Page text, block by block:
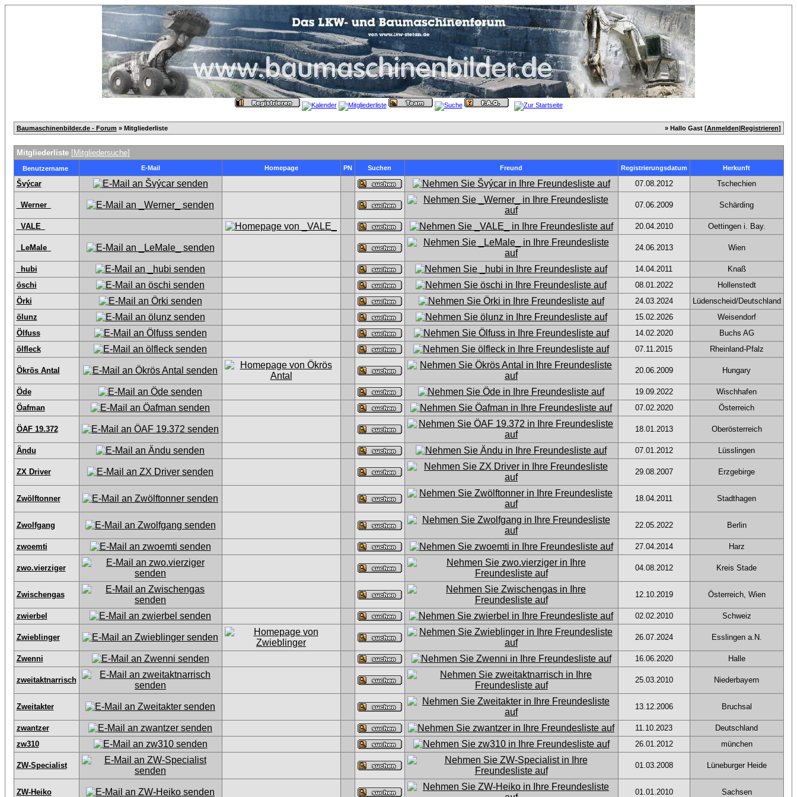
Baumaschinenbilder.de - Forum » Mitgliederliste » Hallo Gast [Anmelden|Registrieren]
Mitgliederliste[Mitgliedersuche]
Benutzername E-Mail Homepage PN Suchen Freund Registrierungsdatum Herkunft
Švýcar 07.08.2012 Tschechien
_Werner_ 07.06.2009 Schärding
_VALE_ 20.04.2010 Oettingen i. Bay.
_LeMale_ 24.06.2013 Wien
_hubi 14.04.2011
Knaß
öschi
08.01.2022
Hollenstedt
Örki
24.03.2024
Lüdenscheid/Deutschland
ölunz
15.02.2026
Weisendorf
Ölfuss
14.02.2020
Buchs AG
ölfleck
07.11.2015 Rheinland-Pfalz
Ökrös Antal 20.06.2009 Hungary
Öde 19.09.2022
Wischhafen
Öafman
07.02.2020 Österreich
ÖAF 19.372 18.01.2013 Oberösterreich
Ändu 07.01.2012 Lüsslingen
ZX Driver 29.08.2007 Erzgebirge
Zwölftonner 18.04.2011 Stadthagen
Zwolfgang 22.05.2022 Berlin
zwoemti 27.04.2014 Harz
zwo.vierziger 04.08.2012 Kreis Stade
Zwischengas 12.10.2019 Österreich, Wien
zwierbel 02.02.2010 Schweiz
Zwieblinger 26.07.2024 Esslingen a.N.
Zwenni 16.06.2020 Halle
zweitaktnarrisch 25.03.2010 Niederbayern
Zweitakter 13.12.2006 Bruchsal
zwantzer 11.10.2023
Deutschland
zw310
26.01.2012 münchen
ZW-Specialist 01.03.2008 Lüneburger Heide
ZW-Heiko 01.01.2010 Sachsen